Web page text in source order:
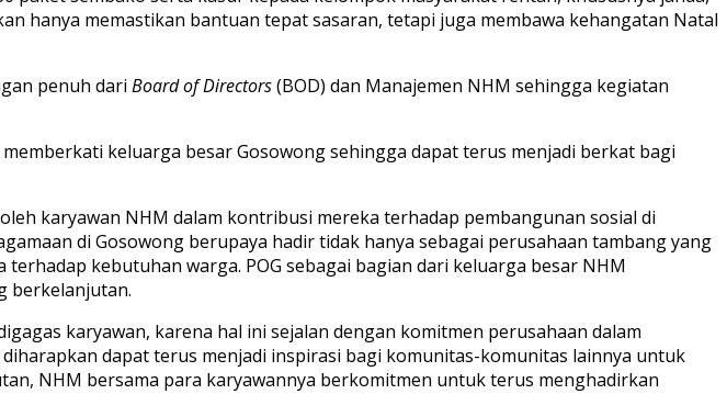
hanya memastikan bantuan tepat sasaran, tetapi juga membawa kehangatan Natal
penuh dari Board ofDirectors(BOD) dan Manajemen NHM sehingga kegiatan
keluarga besar Gosowong sehingga dapat terus menjadi berkat bagi
karyawan NHM dalam kontribusi mereka terhadap pembangunan sosial di
di Gosowong berupaya hadir tidak hanya sebagai perusahaan tambang yang
kebutuhan warga. POG sebagai bagian dari keluarga besar NHM
berkelanjutan.
karyawan, karena hal ini sejalan dengan komitmen perusahaan dalam
dapat terus menjadi inspirasi bagi komunitas-komunitas lainnya untuk
NHM bersama para karyawannya berkomitmen untuk terus menghadirkan